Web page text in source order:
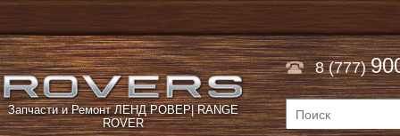
Запчасти и Ремонт ЛЕНД РОВЕР| RANGE
ROVER
8 (777)